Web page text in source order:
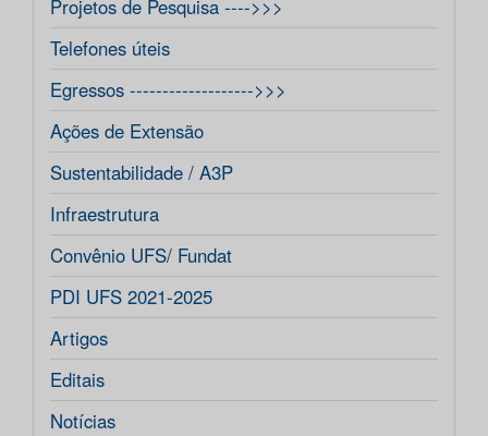
Projetos de Pesquisa ---->>>
Telefones úteis
Egressos ------------------->>>
Ações de Extensão
Sustentabilidade / A3P
Infraestrutura
Convênio UFS/ Fundat
PDI UFS 2021-2025
Artigos
Editais
Notícias